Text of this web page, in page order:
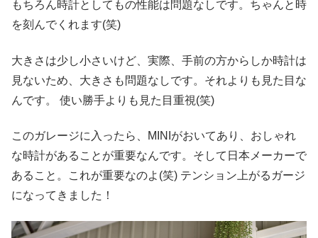
もちろん時計としてもの性能は問題なしです。ちゃんと時
を刻んでくれます(笑)
大きさは少し小さいけど、実際、手前の方からしか時計は
見ないため、大きさも問題なしです。それよりも見た目な
んです。 使い勝手よりも見た目重視(笑)
このガレージに入ったら、MINIがおいてあり、おしゃれ
な時計があることが重要なんです。そして日本メーカーで
あること。これが重要なのよ(笑) テンション上がるガージ
になってきました！